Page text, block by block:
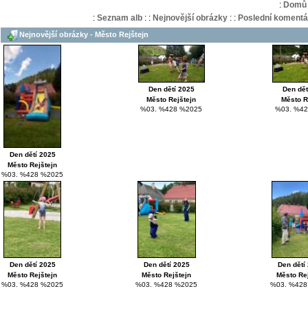
: Domů
: Seznam alb: : Nejnovější obrázky: : Poslední
Nejnovější obrázky - Město Rejštejn
Den dětí 2025
Město Rejštejn
%03. %428 %2025
Den dětí 2025
Město Rejštejn
%03. %428 %2025
Den
Město
%03.
Den dětí 2025
Město Rejštejn
%03. %428 %2025
Den dětí 2025
Město Rejštejn
%03. %428 %2025
Den dětí
Město
%03.